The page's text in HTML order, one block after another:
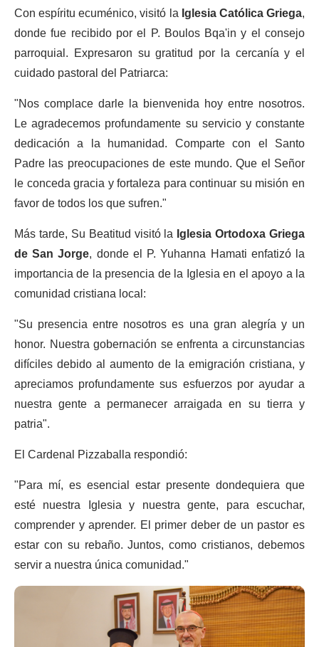
Con espíritu ecuménico, visitó laIglesia Católica Griega,
donde fue recibido por el P. Boulos Bqa'in y el consejo
parroquial. Expresaron su gratitud por la cercanía y el
cuidado pastoral del Patriarca:
"Nos complace darle la bienvenida hoy entre nosotros.
Le agradecemos profundamente su servicio y constante
dedicación a la humanidad. Comparte con el Santo
Padre las preocupaciones de este mundo. Que el Señor
le conceda gracia y fortaleza para continuar su misión en
favor de todos los que sufren."
Más tarde, Su Beatitud visitó laIglesia Ortodoxa Griega
de San Jorge, donde el P. Yuhanna Hamati enfatizó la
importancia de la presencia de la Iglesia en el apoyo a la
comunidad cristiana local:
"Su presencia entre nosotros es una gran alegría y un
honor. Nuestra gobernación se enfrenta a circunstancias
difíciles debido al aumento de la emigración cristiana, y
apreciamos profundamente sus esfuerzos por ayudar a
nuestra gente a permanecer arraigada en su tierra y
patria".
El Cardenal Pizzaballa respondió:
"Para mí, es esencial estar presente dondequiera que
esté nuestra Iglesia y nuestra gente, para escuchar,
comprender y aprender. El primer deber de un pastor es
estar con su rebaño. Juntos, como cristianos, debemos
servir a nuestra única comunidad."